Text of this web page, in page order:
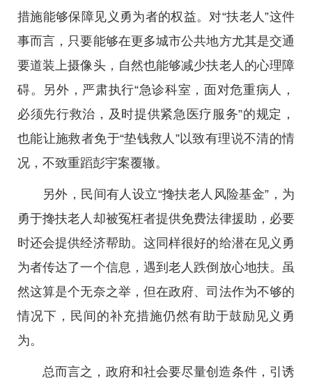
措施能够保障见义勇为者的权益。对“扶老人”这件
事而言，只要能够在更多城市公共地方尤其是交通
要道装上摄像头，自然也能够减少扶老人的心理障
碍。另外，严肃执行“急诊科室，面对危重病人，
必须先行救治，及时提供紧急医疗服务”的规定，
也能让施救者免于“垫钱救人”以致有理说不清的情
况，不致重蹈彭宇案覆辙。
另外，民间有人设立“搀扶老人风险基金”，为
勇于搀扶老人却被冤枉者提供免费法律援助，必要
时还会提供经济帮助。这同样很好的给潜在见义勇
为者传达了一个信息，遇到老人跌倒放心地扶。虽
然这算是个无奈之举，但在政府、司法作为不够的
情况下，民间的补充措施仍然有助于鼓励见义勇
为。
总而言之，政府和社会要尽量创造条件，引诱